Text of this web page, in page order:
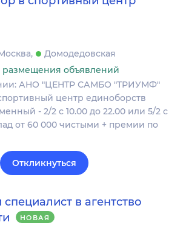
Домодедовская
размещения объявлений
АНО "ЦЕНТР САМБО "ТРИУМФ"
центр единоборств
- 2/2 с 10.00 до 22.00 или 5/2 с
от 60 000 чистыми + премии по
Откликнуться
в агентство
НОВАЯ